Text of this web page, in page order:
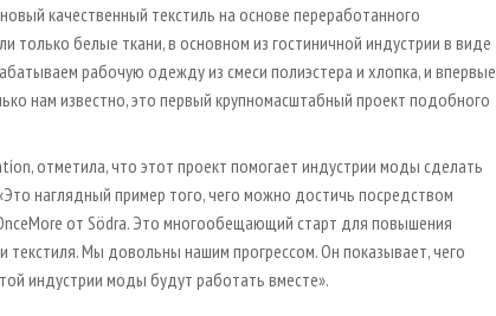
качественный текстиль на основе переработанного
белые ткани, в основном из гостиничной индустрии в виде
рабочую одежду из смеси полиэстера и хлопка, и впервые
нам известно, это первый крупномасштабный проект подобного
отметила, что этот проект помогает индустрии моды сделать
наглядный пример того, чего можно достичь посредством
от Södra. Это многообещающий старт для повышения
Мы довольны нашим прогрессом. Он показывает, чего
индустрии моды будут работать вместе».